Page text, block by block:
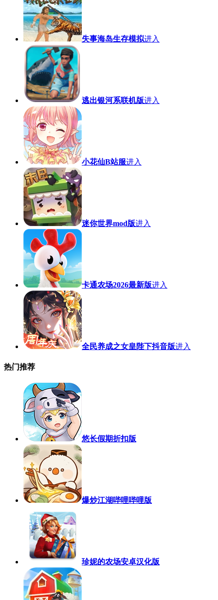
失事海岛生存模拟进入
逃出银河系联机版进入
小花仙B站服进入
迷你世界mod版进入
卡通农场2026最新版进入
全民养成之女皇陛下抖音版进入
热门推荐
悠长假期折扣版
爆炒江湖哔哩哔哩版
珍妮的农场安卓汉化版